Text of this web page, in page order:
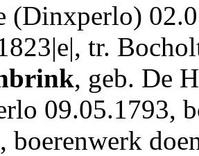
(Dinxperlo)
tr.
, geb. De
09.05.1793,
boerenwerk